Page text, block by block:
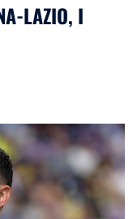
LAZIO, I